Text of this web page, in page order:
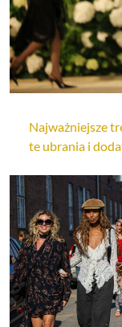
Najważniejsze
te ubrania i